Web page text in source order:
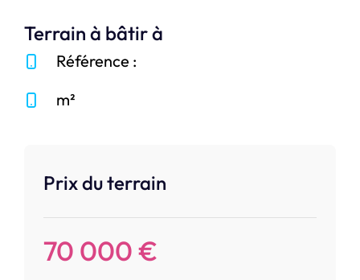
Prix du terrain
70 000 €
Terrain à bâtir à
Référence :
m²